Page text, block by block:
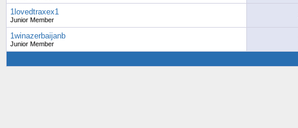
1lovedtraxex1
Junior Member
1winazerbaijanb
Junior Member